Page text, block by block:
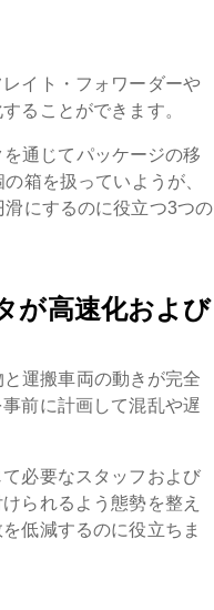
イト・フォワーダーや
ることができます。
通じてパッケージの移
箱を扱っていようが、
にするのに役立つ3つの
が高速化および
運搬車両の動きが完全
前に計画して混乱や遅
必要なスタッフおよび
られるよう態勢を整え
低減するのに役立ちま